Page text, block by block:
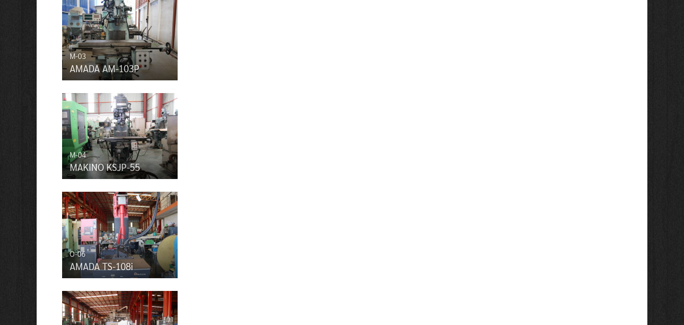
M-03
AMADA AM-103P
M-04
MAKINO KSJP-55
O-06
AMADA TS-108i